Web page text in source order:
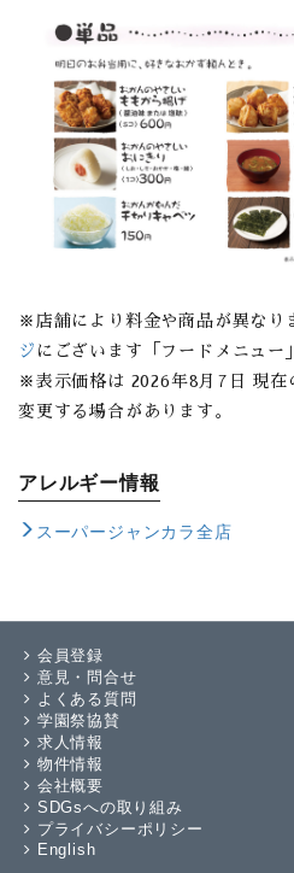
店舗により料金や商品が異なり
ジ にございます「フードメニュー
表示価格は 2026年8月7日 現在
変更する場合があります。
アレルギー情報
スーパージャンカラ全店
会員登録
意見・問合せ
よくある質問
学園祭協賛
求人情報
物件情報
会社概要
SDGsへの取り組み
プライバシーポリシー
English